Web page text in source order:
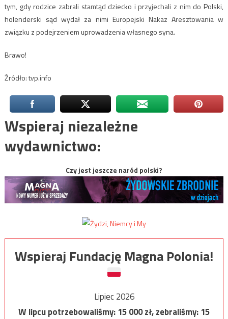
tym, gdy rodzice zabrali stamtąd dziecko i przyjechali z nim do Polski,
holenderski sąd wydał za nimi Europejski Nakaz Aresztowania w
związku z podejrzeniem uprowadzenia własnego syna.
Brawo!
Źródło: tvp.info
Wspieraj niezależne
wydawnictwo:
Czy jest jeszcze naród polski?
Wspieraj Fundację Magna Polonia!
Lipiec 2026
W lipcu potrzebowaliśmy:15 000zł, zebraliśmy:15